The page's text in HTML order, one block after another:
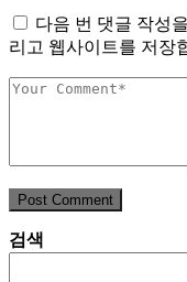
다음 번 댓글 작성
리고 웹사이트를 저장
Post Comment
검색